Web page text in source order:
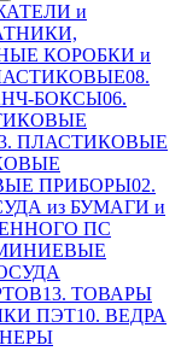
и
КОРОБКИ и
08.
БОКСЫ06.
ПЛАСТИКОВЫЕ
ПРИБОРЫ02.
из БУМАГИ и
ПС
13. ТОВАРЫ
ПЭТ10. ВЕДРА